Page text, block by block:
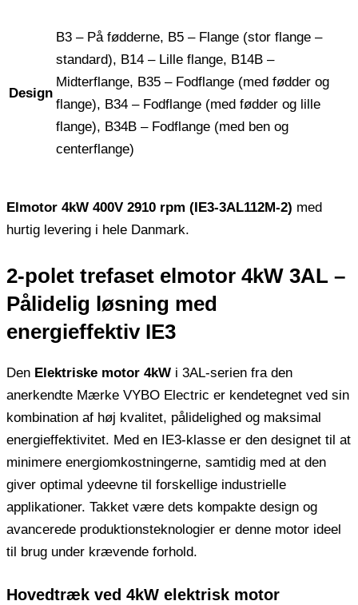
Design
B3 – På fødderne, B5 – Flange (stor flange –
standard), B14 – Lille flange, B14B –
Midterflange, B35 – Fodflange (med fødder og
flange), B34 – Fodflange (med fødder og lille
flange), B34B – Fodflange (med ben og
centerflange)
Elmotor 4kW 400V 2910 rpm (IE3-3AL112M-2) med
hurtig levering i hele Danmark.
2-polet trefaset elmotor 4kW 3AL –
Pålidelig løsning med
energieffektiv IE3
Den Elektriske motor 4kW i 3AL-serien fra den
anerkendte Mærke VYBO Electric er kendetegnet ved sin
kombination af høj kvalitet, pålidelighed og maksimal
energieffektivitet. Med en IE3-klasse er den designet til at
minimere energiomkostningerne, samtidig med at den
giver optimal ydeevne til forskellige industrielle
applikationer. Takket være dets kompakte design og
avancerede produktionsteknologier er denne motor ideel
til brug under krævende forhold.
Hovedtræk ved 4kW elektrisk motor